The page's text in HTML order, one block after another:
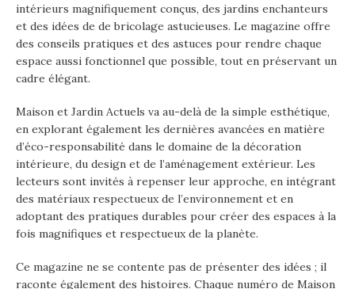
intérieurs magnifiquement conçus, des jardins enchanteurs
et des idées de de bricolage astucieuses. Le magazine offre
des conseils pratiques et des astuces pour rendre chaque
espace aussi fonctionnel que possible, tout en préservant un
cadre élégant.
Maison et Jardin Actuels va au-delà de la simple esthétique,
en explorant également les dernières avancées en matière
d’éco-responsabilité dans le domaine de la décoration
intérieure, du design et de l’aménagement extérieur. Les
lecteurs sont invités à repenser leur approche, en intégrant
des matériaux respectueux de l’environnement et en
adoptant des pratiques durables pour créer des espaces à la
fois magnifiques et respectueux de la planète.
Ce magazine ne se contente pas de présenter des idées ; il
raconte également des histoires. Chaque numéro de Maison